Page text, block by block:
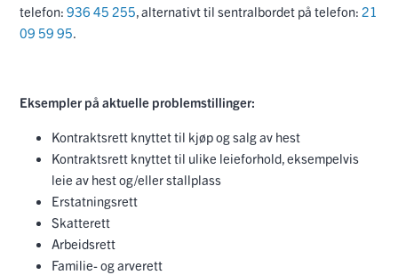
telefon: 936 45 255, alternativt til sentralbordet på telefon: 21
09 59 95.
Eksempler på aktuelle problemstillinger:
Kontraktsrett knyttet til kjøp og salg av hest
Kontraktsrett knyttet til ulike leieforhold, eksempelvis
leie av hest og/eller stallplass
Erstatningsrett
Skatterett
Arbeidsrett
Familie- og arverett